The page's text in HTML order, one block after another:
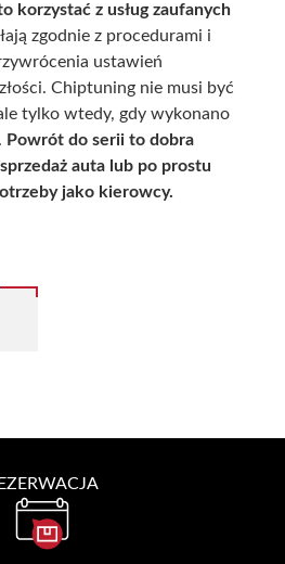
korzystać z usług zaufanych
zgodnie z procedurami i
ustawień
Chiptuning nie musi być
tylko wtedy, gdy wykonano
Powrót do serii to dobra
auta lub po prostu
jako kierowcy.